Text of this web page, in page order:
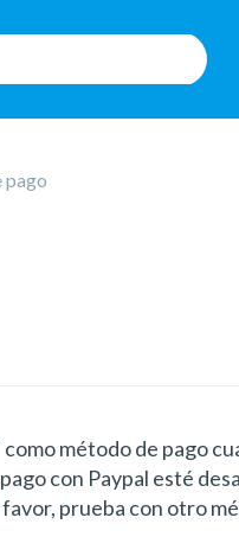
pago
método de pago
con Paypal esté
prueba con otro